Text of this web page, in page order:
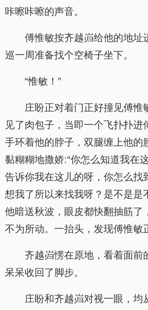
咔嚓咔嚓的声音。
傅惟敏按齐越岿给他的地址
巡一周准备找个空椅子坐下。
“惟敏！”
庄盼正对着门正好撞见傅惟
见了肉包子，当即一个飞扑扑进
手环着他的脖子，双腿缠上他的
黏糊糊地撒娇:“你怎么知道我在
告诉你我在这儿的呀，你怎么找
想我了所以来找我呀？是不是
他暗送秋波，眼皮都快翻抽筋了
不为所动。一抬头，发现傅惟敏
齐越岿愣在原地，看着面前
呆呆收回了脚步。
庄盼和齐越岿对视一眼，均